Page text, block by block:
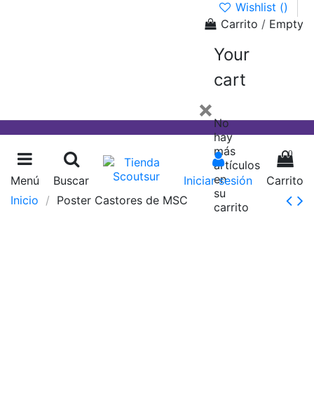
Wishlist ()
Carrito / Empty
Your
cart
×No
hay
más
artículos
en
su
carrito
Menú Buscar Iniciar sesión
0
Carrito
Inicio
Poster Castores de MSC